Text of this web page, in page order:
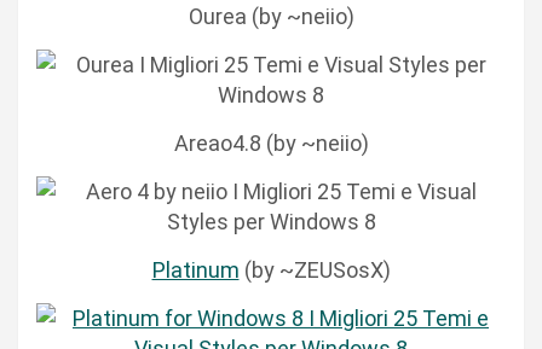
Ourea (by ~neiio)
Areao4.8 (by ~neiio)
Platinum (by ~ZEUSosX)